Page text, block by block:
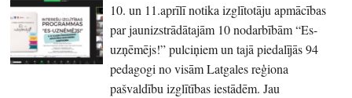
10. un 11.aprīlī notika izglītotāju apmācības
par jaunizstrādātajām 10 nodarbībām “Es-
uzņēmējs!” pulciņiem un tajā piedalījās 94
pedagogi no visām Latgales reģiona
pašvaldību izglītības iestādēm. Jau